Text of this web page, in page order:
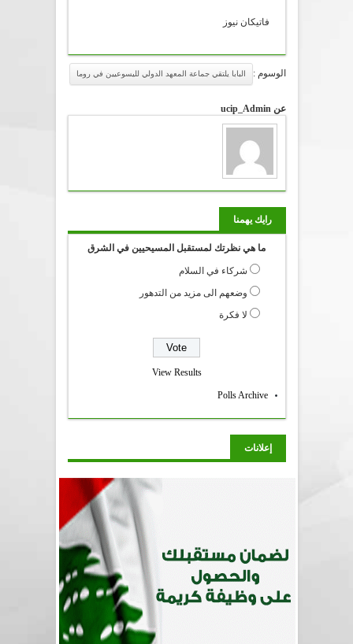
فاتيكان نيوز
الوسوم : البابا يلتقي جماعة المعهد الدولي لليسوعيين في روما
عن ucip_Admin
رايك يهمنا
ما هي نظرتك لمستقبل المسيحيين في الشرق
شركاء في السلام
وضعهم الى مزيد من التدهور
لا فكرة
View Results
Polls Archive
إعلانات